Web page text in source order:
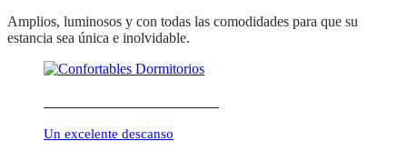
ambientes cálidos y
relajados
Amplios, luminosos y con todas las comodidades para que su
estancia sea única e inolvidable.
Un excelente descanso